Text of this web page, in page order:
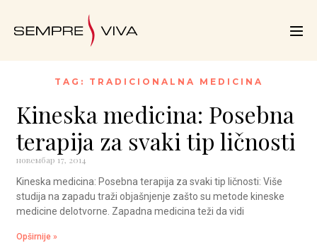
TAG: TRADICIONALNA MEDICINA
Kineska medicina: Posebna
terapija za svaki tip ličnosti
новембар 17, 2014
Kineska medicina: Posebna terapija za svaki tip ličnosti: Više
studija na zapadu traži objašnjenje zašto su metode kineske
medicine delotvorne. Zapadna medicina teži da vidi
Opširnije »